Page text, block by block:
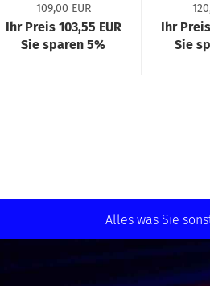
109,00 EUR
Ihr Preis 103,55 EUR
Sie sparen 5%
Ihr
Sie
Alles was Sie